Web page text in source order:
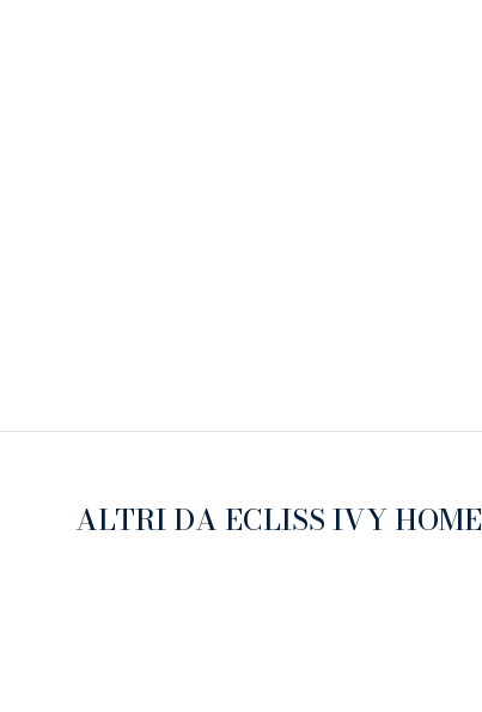
ALTRI DA ECLISS IVY HOME